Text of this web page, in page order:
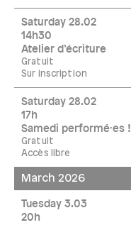
Saturday 28.02
14h30
Atelier d’écriture
Gratuit
Sur inscription
Saturday 28.02
17h
Samedi performé·es !
Gratuit
Accès libre
March 2026
Tuesday 3.03
20h